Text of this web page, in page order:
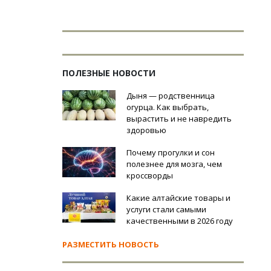
ПОЛЕЗНЫЕ НОВОСТИ
Дыня — родственница
огурца. Как выбрать,
вырастить и не навредить
здоровью
Почему прогулки и сон
полезнее для мозга, чем
кроссворды
Какие алтайские товары и
услуги стали самыми
качественными в 2026 году
РАЗМЕСТИТЬ НОВОСТЬ